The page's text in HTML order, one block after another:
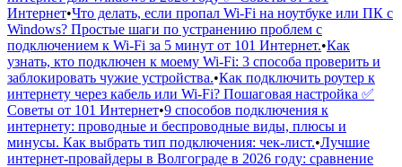
Интернет•Что делать, если пропал Wi-Fi на ноутбуке или ПК с
Windows? Простые шаги по устранению проблем с
подключением к Wi-Fi за 5 минут от 101 Интернет.•Как
узнать, кто подключен к моему Wi-Fi: 3 способа проверить и
заблокировать чужие устройства.•Как подключить роутер к
интернету через кабель или Wi-Fi? Пошаговая настройка ✅
Советы от 101 Интернет•9 способов подключения к
интернету: проводные и беспроводные виды, плюсы и
минусы. Как выбрать тип подключения: чек-лист.•Лучшие
интернет-провайдеры в Волгограде в 2026 году: сравнение